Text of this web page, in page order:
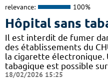
relevance: 100%
Hôpital sans
Il est interdit de fumer
des établissements du
la cigarette électronique.
tabagique est possible
18/02/2026 15:25